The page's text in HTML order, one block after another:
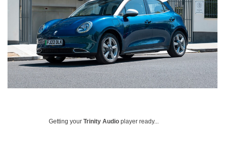
Getting your Trinity Audio player ready...